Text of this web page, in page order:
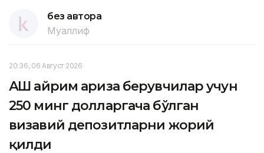
без автора
Муаллиф
20:36, 06 Август 2026
АҚШ айрим ариза берувчилар учун
250 минг долларгача бўлган
визавий депозитларни жорий
қилди